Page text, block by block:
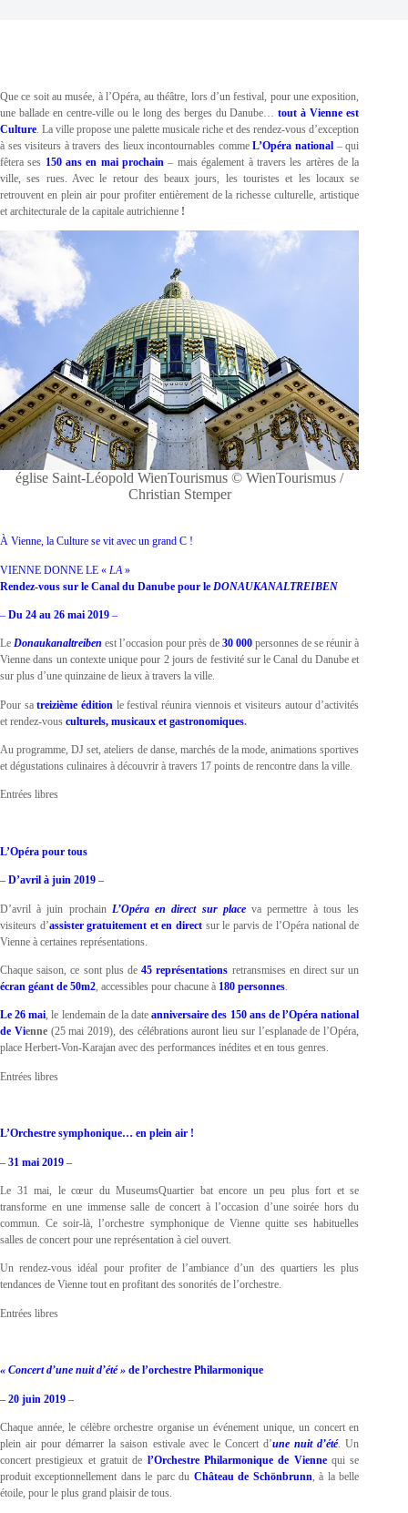
Que ce soit au musée, à l’Opéra, au théâtre, lors d’un festival, pour une exposition,
une ballade en centre-ville ou le long des berges du Danube…tout à Vienne est
Culture. La ville propose une palette musicale riche et des rendez-vous d’exception
à ses visiteurs à travers des lieux incontournables commeL’Opéra national – qui
fêtera ses 150 ans en mai prochain – mais également à travers les artères de la
ville, ses rues. Avec le retour des beaux jours, les touristes et les locaux se
retrouvent en plein air pour profiter entièrement de la richesse culturelle, artistique
et architecturale de la capitale autrichienne !
église Saint-Léopold WienTourismus © WienTourismus /
Christian Stemper
À Vienne, la Culture se vit avec un grand C !
VIENNE DONNE LE « LA »
Rendez-vous sur le Canal du Danube pour le DONAUKANALTREIBEN
– Du 24 au 26 mai 2019 –
LeDonaukanaltreiben est l’occasion pour près de30 000 personnes de se réunir à
Vienne dans un contexte unique pour 2 jours de festivité sur le Canal du Danube et
sur plus d’une quinzaine de lieux à travers la ville.
Pour satreizième édition le festival réunira viennois et visiteurs autour d’activités
et rendez-vous culturels, musicaux et gastronomiques.
Au programme, DJ set, ateliers de danse, marchés de la mode, animations sportives
et dégustations culinaires à découvrir à travers 17 points de rencontre dans la ville.
Entrées libres
L’Opéra pour tous
– D’avril à juin 2019 –
D’avril à juin prochain L’Opéra en direct sur place va permettre à tous les
visiteurs d’assister gratuitement et en direct sur le parvis de l’Opéra national de
Vienne à certaines représentations.
Chaque saison, ce sont plus de45 représentations retransmises en direct sur un
écran géant de 50m2, accessibles pour chacune à 180 personnes.
Le 26 mai, le lendemain de la dateanniversaire des 150 ans de l’Opéra national
de Vienne (25 mai 2019), des célébrations auront lieu sur l’esplanade de l’Opéra,
place Herbert-Von-Karajan avec des performances inédites et en tous genres.
Entrées libres
L’Orchestre symphonique… en plein air !
– 31 mai 2019 –
Le 31 mai, le cœur du MuseumsQuartier bat encore un peu plus fort et se
transforme en une immense salle de concert à l’occasion d’une soirée hors du
commun. Ce soir-là, l’orchestre symphonique de Vienne quitte ses habituelles
salles de concert pour une représentation à ciel ouvert.
Un rendez-vous idéal pour profiter de l’ambiance d’un des quartiers les plus
tendances de Vienne tout en profitant des sonorités de l’orchestre.
Entrées libres
« Concert d’une nuit d’été » de l’orchestre Philarmonique
– 20 juin 2019 –
Chaque année, le célèbre orchestre organise un événement unique, un concert en
plein air pour démarrer la saison estivale avec le Concert d’une nuit d’été. Un
concert prestigieux et gratuit de l’Orchestre Philarmonique de Vienne qui se
produit exceptionnellement dans le parc du Château de Schönbrunn, à la belle
étoile, pour le plus grand plaisir de tous.